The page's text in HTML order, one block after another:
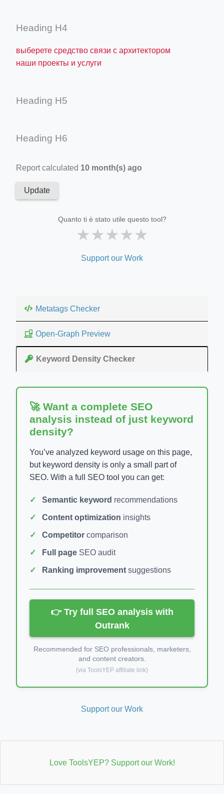
Heading H4
выберете средство связи с архитектором
наши проекты и услуги
Heading H5
Heading H6
Report calculated 10 month(s) ago
Update
Quanto ti è stato utile questo tool?
★★★★★
Support our Work
Metatags Checker
Open-Graph Preview
Keyword Density Checker
🚀 Want a complete SEO
analysis instead of just keyword
density?
You’ve analyzed keyword usage on this page,
but keyword density is only a small part of
SEO. With a full SEO tool you can get:
Semantic keyword recommendations
Content optimization insights
Competitor comparison
Full page SEO audit
Ranking improvement suggestions
👉 Try full SEO analysis with
Outrank
Recommended for SEO professionals, marketers,
and content creators.
(via ToolsYEP affiliate link)
Support our Work
Love ToolsYEP? Support our Work!